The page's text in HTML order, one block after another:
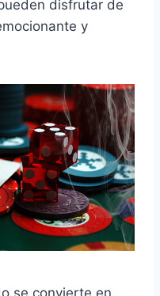
disfrutar de
y
se convierte en